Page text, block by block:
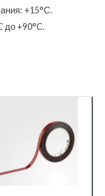
+15°С.
до +90°C.